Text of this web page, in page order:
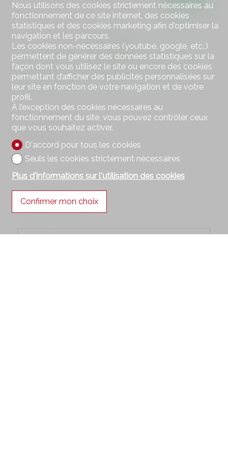
Très bien, votre capacité financière (rapport entre
les charges et le revenus) se situe dans les limites
recommandées.
Revenu
Revenu annuel
Nous utilisons des cookies strictement nécessaires au
fonctionnement de ce site internet, des cookies
statistiques et des cookies marketing afin d'optimiser la
navigation et les parcours.
Les cookies non-nécessaires (youtube, google, etc..)
permettent de générer des données statistiques sur la
façon dont vous utilisez le site ou encore des cookies
permettant d’afficher des publicités personnalisées sur
leur site en fonction de votre navigation et de votre
profil.
À l’exception des cookies nécessaires au
fonctionnement du site, vous pouvez contrôler ceux
que vous souhaitez activer.
D'accord pour tous les cookies
Seuls les cookies strictement nécessaires
Plus d'informations sur l'utilisation des cookies
Confirmer mon choix